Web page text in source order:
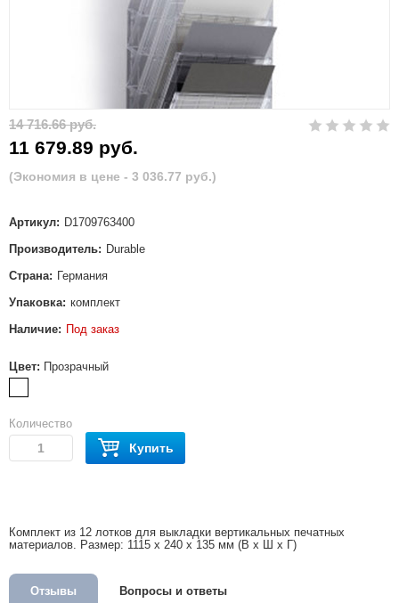
14 716.66 руб.
11 679.89 руб.
(Экономия в цене - 3 036.77 руб.)
Артикул: D1709763400
Производитель: Durable
Страна: Германия
Упаковка: комплект
Наличие: Под заказ
Цвет: Прозрачный
Количество
Купить
Комплект из 12 лотков для выкладки вертикальных печатных
материалов. Размер: 1115 x 240 x 135 мм (В x Ш x Г)
Отзывы Вопросы и ответы